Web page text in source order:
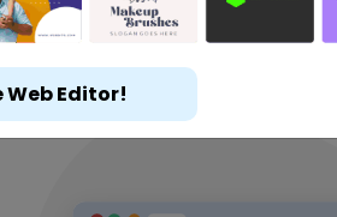
Web Editor!